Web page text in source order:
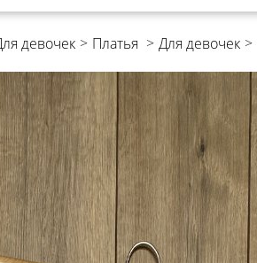
девочек > Платья > Для девочек >